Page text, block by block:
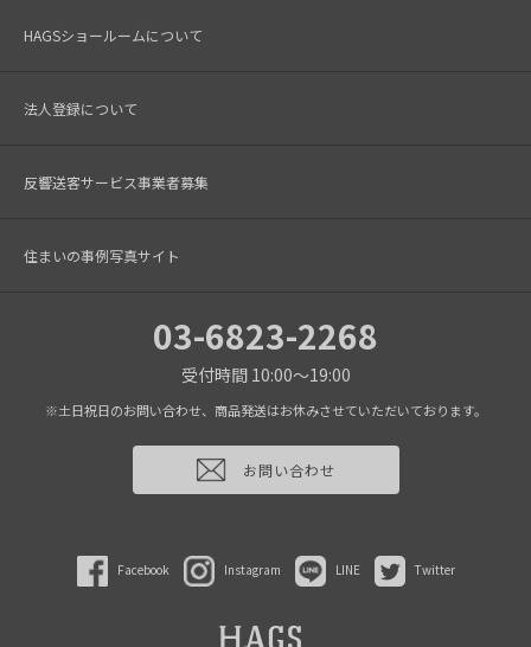
HAGSショールームについて
法人登録について
反響送客サービス事業者募集
住まいの事例写真サイト
03-6823-2268
受付時間 10:00～19:00
※土日祝日のお問い合わせ、商品発送はお休みさせていただいております。
お問い合わせ
Facebook Instagram LINE Twitter